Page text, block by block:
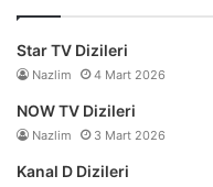
Star TV Dizileri
Nazlim 4 Mart 2026
NOW TV Dizileri
Nazlim 3 Mart 2026
Kanal D Dizileri